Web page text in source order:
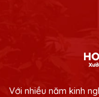
Với nhiều năm kinh